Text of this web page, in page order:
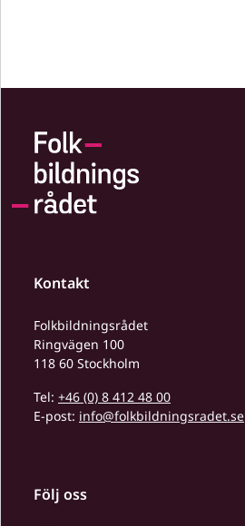
Kontakt
Folkbildningsrådet
Ringvägen 100
118 60 Stockholm
Tel: +46 (0) 8 412 48 00
E-post: info@folkbildningsradet.se
Följ oss